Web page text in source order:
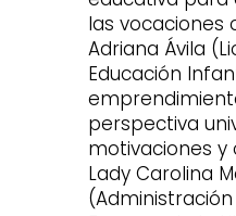
las vocaciones
Adriana Ávila
Educación
perspectiva
motivaciones y
Lady Carolina